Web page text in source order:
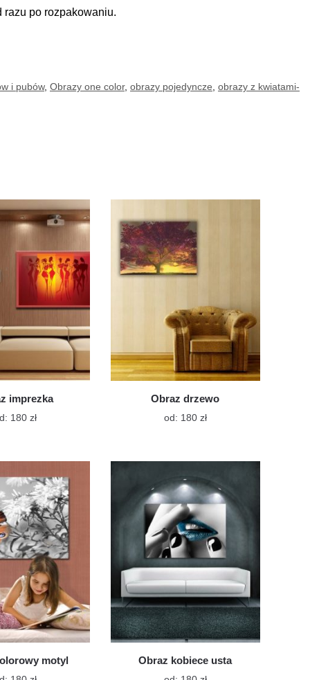
razu po rozpakowaniu.
i pubów, Obrazy one color, obrazy pojedyncze obrazy z kwiatami-
imprezka
180 złTen
wiele
wariantów.
Opcje
można
wybrać
na
stronie
produktu
Obraz drzewo
od: 180 złTen
wiele
Opcje
można
wybrać
na
stronie
produktu
motyl Obraz kobiece usta